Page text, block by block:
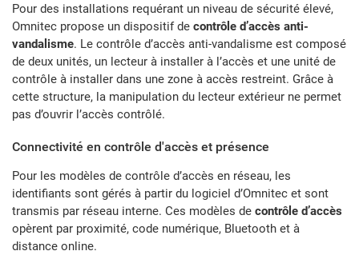
Pour des installations requérant un niveau de sécurité élevé,
Omnitec propose un dispositif de contrôle d’accès anti-
vandalisme. Le contrôle d’accès anti-vandalisme est composé
de deux unités, un lecteur à installer à l’accès et une unité de
contrôle à installer dans une zone à accès restreint. Grâce à
cette structure, la manipulation du lecteur extérieur ne permet
pas d’ouvrir l’accès contrôlé.
Connectivité en contrôle d'accès et présence
Pour les modèles de contrôle d’accès en réseau, les
identifiants sont gérés à partir du logiciel d’Omnitec et sont
transmis par réseau interne. Ces modèles de contrôle d’accès
opèrent par proximité, code numérique, Bluetooth et à
distance online.